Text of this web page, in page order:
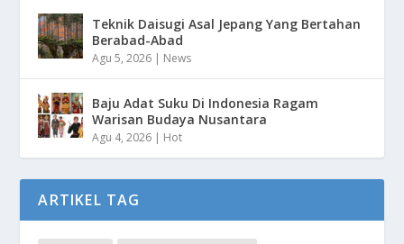
Teknik Daisugi Asal Jepang Yang Bertahan
Berabad-Abad
Agu 5, 2026 | News
Baju Adat Suku Di Indonesia Ragam
Warisan Budaya Nusantara
Agu 4, 2026 | Hot
ARTIKEL TAG